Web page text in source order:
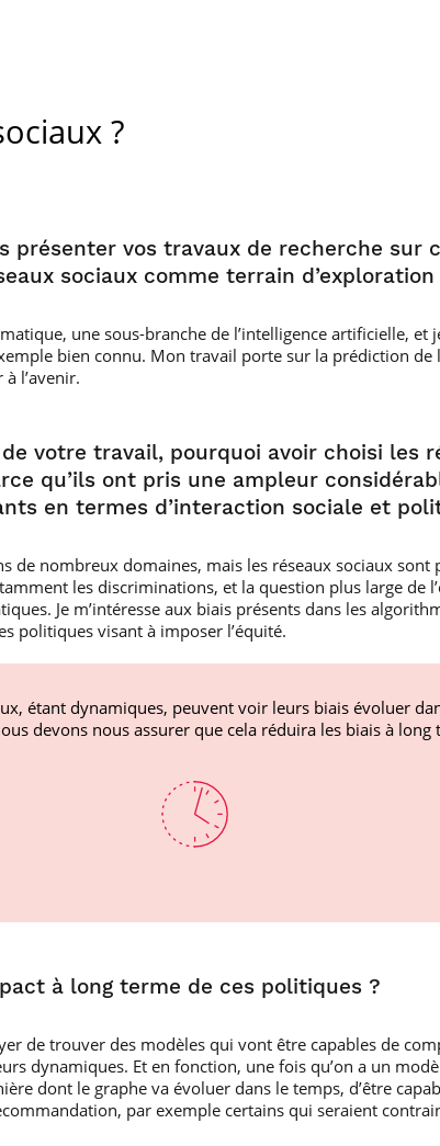
?
présenter vos travaux de recherche sur
sociaux comme terrain d’exploration
une sous-branche de l’intelligence artificielle, et
bien connu. Mon travail porte sur la prédiction de
l’avenir.
votre travail, pourquoi avoir choisi les
qu’ils ont pris une ampleur
en termes d’interaction sociale et
de nombreux domaines, mais les réseaux sociaux
les discriminations, et la question plus large de
Je m’intéresse aux biais présents dans les
politiques visant à imposer l’équité.
étant dynamiques, peuvent voir leurs biais évoluer
devons nous assurer que cela réduira les biais à long
à long terme de ces politiques ?
de trouver des modèles qui vont être capables de
dynamiques. Et en fonction, une fois qu’on a un
dont le graphe va évoluer dans le temps, d’être
par exemple certains qui seraient